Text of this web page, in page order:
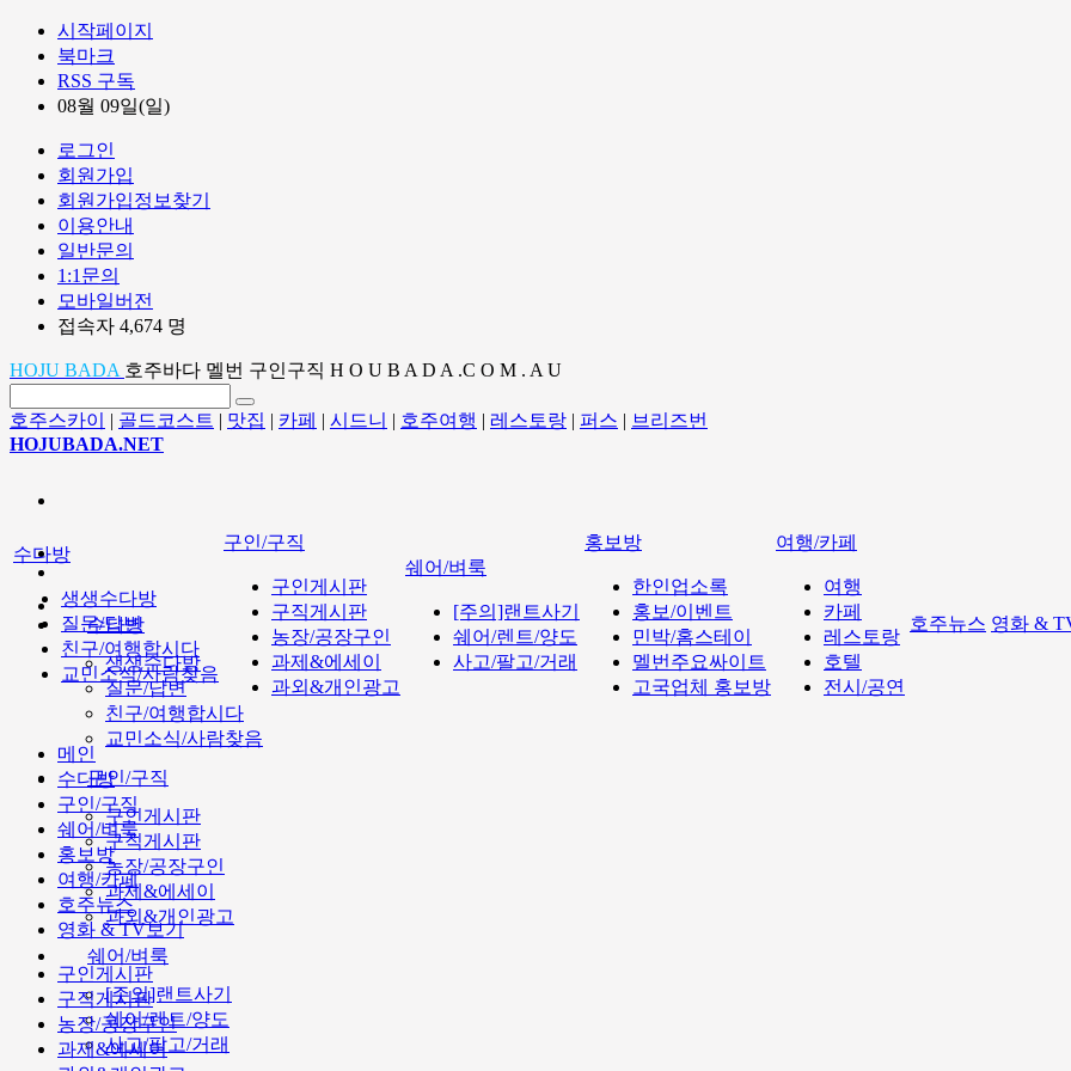
시작페이지
북마크
RSS 구독
08월 09일(일)
로그인
회원가입
회원가입정보찾기
이용안내
일반문의
1:1문의
모바일버전
접속자 4,674 명
HOJU BADA 호주바다 멜번 구인구직 H O U B A D A .C O M . A U
호주스카이 | 골드코스트 | 맛집 | 카페 | 시드니 | 호주여행 | 레스토랑 | 퍼스 | 브리즈번
HOJUBADA.NET
수다방
생생수다방
질문/답변
친구/여행합시다
교민소식/사람찾음
구인/구직
구인게시판
구직게시판
농장/공장구인
과제&에세이
과외&개인광고
쉐어/벼룩
[주의]랜트사기
쉐어/렌트/양도
사고/팔고/거래
수다방
생생수다방
질문/답변
친구/여행합시다
교민소식/사람찾음
구인/구직
구인게시판
구직게시판
농장/공장구인
과제&에세이
과외&개인광고
쉐어/벼룩
[주의]랜트사기
쉐어/렌트/양도
사고/팔고/거래
홍보방
한인업소록
홍보/이벤트
민박/홈스테이
멜번주요싸이트
고국업체 홍보방
여행/카페
여행
카페
레스토랑
호텔
전시/공연
호주뉴스 영화 &
메인
수다방
구인/구직
쉐어/벼룩
홍보방
여행/카페
호주뉴스
영화 & TV보기
구인게시판
구직게시판
농장/공장구인
과제&에세이